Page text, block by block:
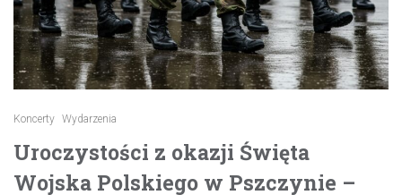
Koncerty Wydarzenia
Uroczystości z okazji Święta
Wojska Polskiego w Pszczynie –